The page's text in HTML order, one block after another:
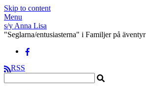
Skip to content
Menu
s/y Anna Lisa
"Seglarna/entusiasterna" i Familjer på äventyr
RSS